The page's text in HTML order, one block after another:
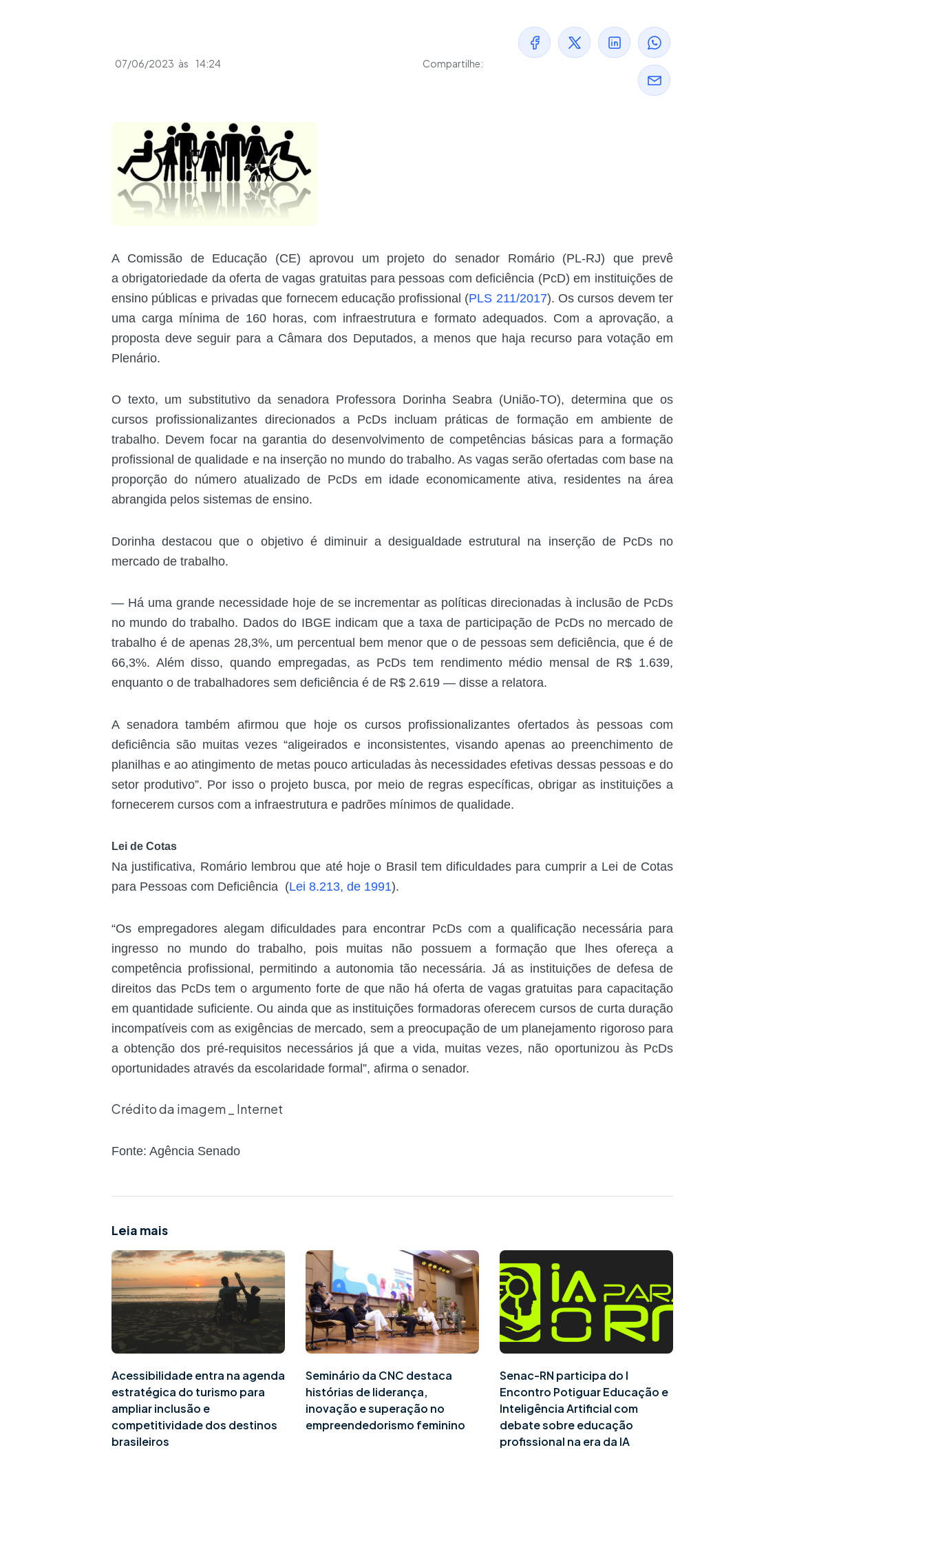
07/06/2023 às 14:24 Compartilhe:
A Comissão de Educação (CE) aprovou um projeto do senador Romário (PL-RJ) que prevê
a obrigatoriedade da oferta de vagas gratuitas para pessoas com deficiência (PcD) em instituições de
ensino públicas e privadas que fornecem educação profissional (PLS 211/2017). Os cursos devem ter
uma carga mínima de 160 horas, com infraestrutura e formato adequados. Com a aprovação, a
proposta deve seguir para a Câmara dos Deputados, a menos que haja recurso para votação em
Plenário.
O texto, um substitutivo da senadora Professora Dorinha Seabra (União-TO), determina que os
cursos profissionalizantes direcionados a PcDs incluam práticas de formação em ambiente de
trabalho. Devem focar na garantia do desenvolvimento de competências básicas para a formação
profissional de qualidade e na inserção no mundo do trabalho. As vagas serão ofertadas com base na
proporção do número atualizado de PcDs em idade economicamente ativa, residentes na área
abrangida pelos sistemas de ensino.
Dorinha destacou que o objetivo é diminuir a desigualdade estrutural na inserção de PcDs no
mercado de trabalho.
— Há uma grande necessidade hoje de se incrementar as políticas direcionadas à inclusão de PcDs
no mundo do trabalho. Dados do IBGE indicam que a taxa de participação de PcDs no mercado de
trabalho é de apenas 28,3%, um percentual bem menor que o de pessoas sem deficiência, que é de
66,3%. Além disso, quando empregadas, as PcDs tem rendimento médio mensal de R$ 1.639,
enquanto o de trabalhadores sem deficiência é de R$ 2.619 — disse a relatora.
A senadora também afirmou que hoje os cursos profissionalizantes ofertados às pessoas com
deficiência são muitas vezes “aligeirados e inconsistentes, visando apenas ao preenchimento de
planilhas e ao atingimento de metas pouco articuladas às necessidades efetivas dessas pessoas e do
setor produtivo”. Por isso o projeto busca, por meio de regras específicas, obrigar as instituições a
fornecerem cursos com a infraestrutura e padrões mínimos de qualidade.
Lei de Cotas
Na justificativa, Romário lembrou que até hoje o Brasil tem dificuldades para cumprir a Lei de Cotas
para Pessoas com Deficiência (Lei 8.213, de 1991).
“Os empregadores alegam dificuldades para encontrar PcDs com a qualificação necessária para
ingresso no mundo do trabalho, pois muitas não possuem a formação que lhes ofereça a
competência profissional, permitindo a autonomia tão necessária. Já as instituições de defesa de
direitos das PcDs tem o argumento forte de que não há oferta de vagas gratuitas para capacitação
em quantidade suficiente. Ou ainda que as instituições formadoras oferecem cursos de curta duração
incompatíveis com as exigências de mercado, sem a preocupação de um planejamento rigoroso para
a obtenção dos pré-requisitos necessários já que a vida, muitas vezes, não oportunizou às PcDs
oportunidades através da escolaridade formal”, afirma o senador.
Crédito da imagem _ Internet
Fonte: Agência Senado
Leia mais
Acessibilidade entra na agenda
estratégica do turismo para
ampliar inclusão e
competitividade dos destinos
brasileiros
Seminário da CNC destaca
histórias de liderança,
inovação e superação no
empreendedorismo feminino
Senac-RN participa do I
Encontro Potiguar Educação e
Inteligência Artificial com
debate sobre educação
profissional na era da IA